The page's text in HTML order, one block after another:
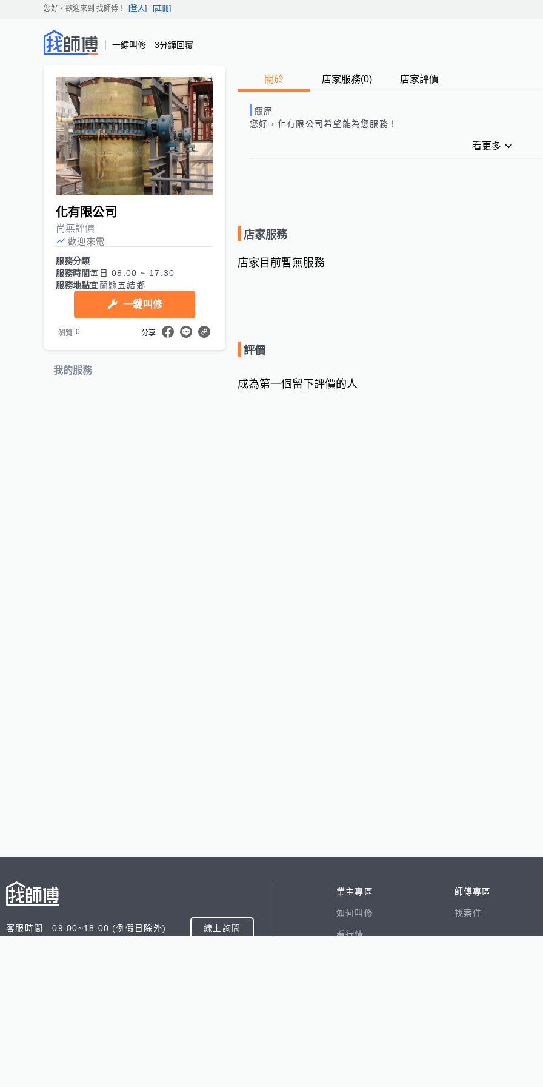
您好，歡迎來到 找師傅 ！ [登入] [註冊]
一鍵叫修 3分鐘回覆
化有限公司
尚無評價
歡迎來電
服務分類
服務時間每日 08:00 ~ 17:30
服務地點宜蘭縣五結鄉
一鍵叫修
瀏覽 0 分享
我的服務
關於 店家服務(0) 店家評價
簡歷
您好， 化有限公司希望能為您服務！
看更多
店家服務
店家目前暫無服務
評價
成為第一個留下評價的人
客服時間 09:00~18:00 (例假日除外) 線上詢問
業主專區
如何叫修
看行情
師傅專區
找案件